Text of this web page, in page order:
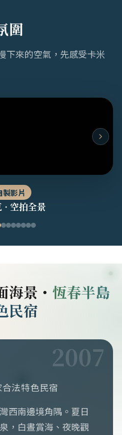
圍
下來的空氣，先感受卡米
製影片
· 空拍全景
海景・ 恆春半島
民宿
2007
法特色民宿
西南邊境角隅。夏日
，白晝賞海、夜晚觀